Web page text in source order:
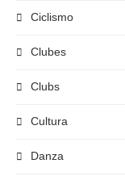
Ciclismo
Clubes
Clubs
Cultura
Danza